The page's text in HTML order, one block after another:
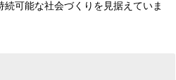
可能な社会づくりを見据えていま